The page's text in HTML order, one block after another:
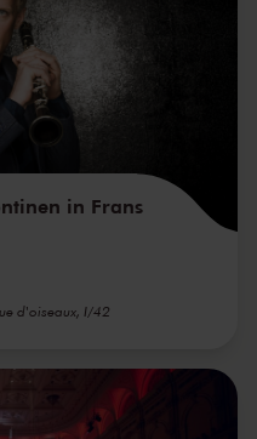
in Frans
d'oiseaux, I/42